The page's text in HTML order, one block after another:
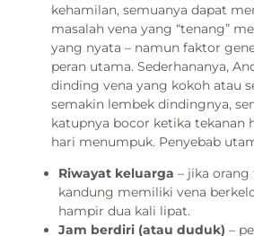
kehamilan, semuanya dapat
masalah vena yang “tenang”
yang nyata – namun faktor
peran utama. Sederhananya,
dinding vena yang kokoh atau
semakin lembek dindingnya,
katupnya bocor ketika tekanan
hari menumpuk. Penyebab
Riwayat keluarga – jika orang
kandung memiliki vena
hampir dua kali lipat.
Jam berdiri (atau duduk) –